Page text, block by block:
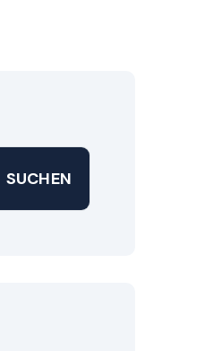
SUCHEN